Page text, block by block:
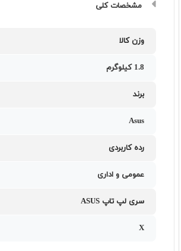
مشخصات کلی
وزن کالا
1.8 کيلوگرم
برند
Asus
رده کاربردی
عمومی و اداری
سری لپ تاپ ASUS
X